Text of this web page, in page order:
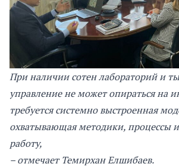
При наличии сотен лабораторий и
управление не может опираться на
требуется системно выстроенная
охватывающая методики, процессы
работу,
– отмечает Темирхан Елшибаев.